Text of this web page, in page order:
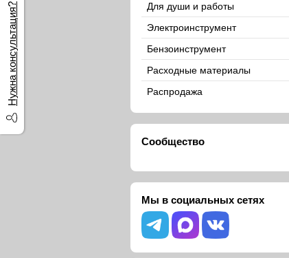
Для души и работы
Электроинструмент
Бензоинструмент
Расходные материалы
Распродажа
Сообщество
Мы в социальных сетях
Нужна консультация?